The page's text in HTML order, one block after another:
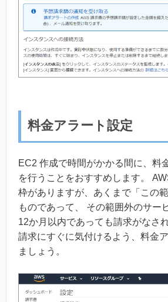
料金アラート設定
EC2 作成で時間がかかる間に、料
を行うことをおすすめします。
枠がありますが、あくまで「この
ものであって、 その範囲外のサー
12か月以内であっても請求がなさ
請求にすぐに気付けるよう、料金
ましょう。